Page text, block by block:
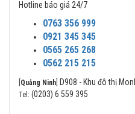
Hotline báo giá 24/7
0763 356 999
0921 345 345
0565 265 268
0562 215 215
Quảng Ninh D908 - Khu đô thị
Tel: (0203) 6 559 395